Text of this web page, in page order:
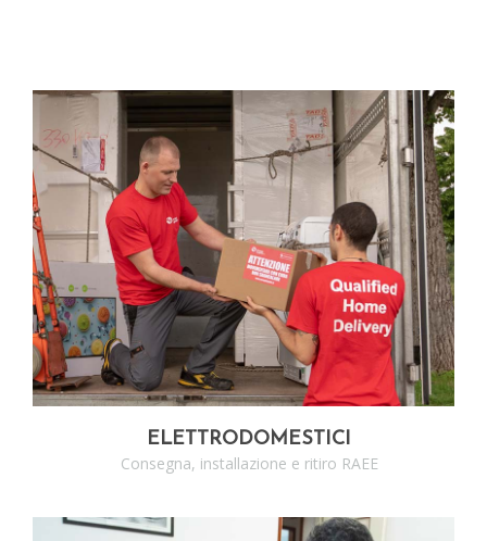
SCOPRI I SERVIZI
ELETTRODOMESTICI
Consegna, installazione e ritiro RAEE